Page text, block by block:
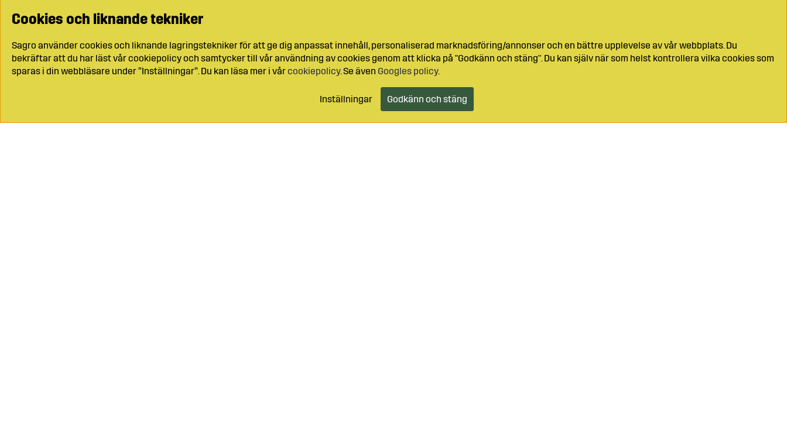
Cookies och liknande tekniker
Sagro använder cookies och liknande lagringstekniker för att ge dig anpassat innehåll, personaliserad marknadsföring/annonser och en bättre upplevelse av vår webbplats. Du
bekräftar att du har läst vår cookiepolicy och samtycker till vår användning av cookies genom att klicka på "Godkänn och stäng". Du kan själv när som helst kontrollera vilka cookies som
sparas i din webbläsare under ”Inställningar”. Du kan läsa mer i vårcookiepolicy. Se även Googles policy.
Inställningar Godkänn och stäng